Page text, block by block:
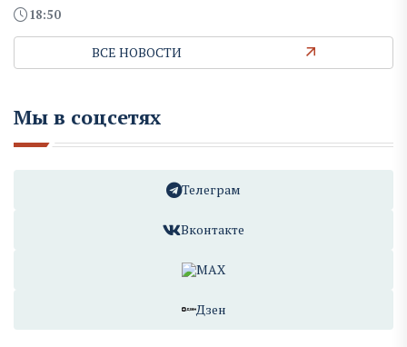
18:50
ВСЕ НОВОСТИ
Мы в соцсетях
Телеграм
Вконтакте
MAX
Дзен